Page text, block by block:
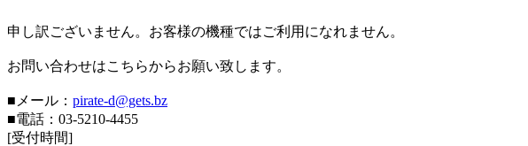
申し訳ございません。お客様の機種ではご利用になれません。
お問い合わせはこちらからお願い致します。
■メール： pirate-d@gets.bz
■電話：03-5210-4455
[受付時間]